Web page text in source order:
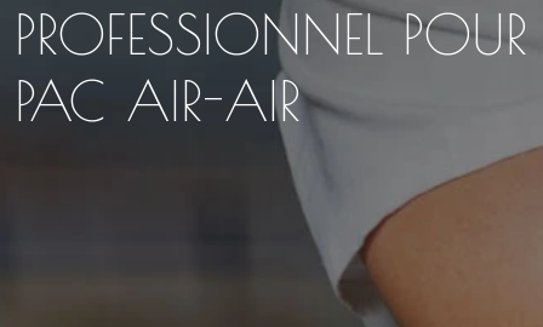
PROFESSIONNEL POUR
PAC AIR-AIR